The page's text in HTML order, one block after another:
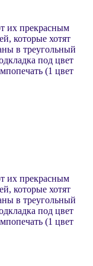
их прекрасным
которые хотят
в треугольный
под цвет
(1 цвет
их прекрасным
которые хотят
в треугольный
под цвет
(1 цвет